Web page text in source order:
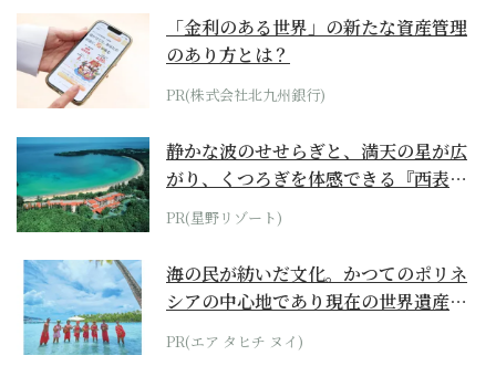
「金利のある世界」の新たな資産管理
のあり方とは？
PR(株式会社北九州銀行)
静かな波のせせらぎと、満天の星が広
がり、くつろぎを体感できる『西表島
ホテル by...
PR(星野リゾート)
海の民が紡いだ文化。かつてのポリネ
シアの中心地であり現在の世界遺産か
らみえてくる...
PR(エア タヒチ ヌイ)